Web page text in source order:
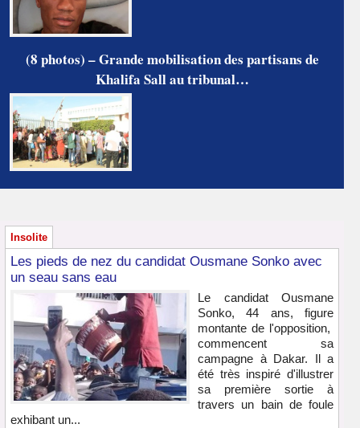
(8 photos) – Grande mobilisation des partisans de
Khalifa Sall au tribunal…
Insolite
Les pieds de nez du candidat Ousmane Sonko avec
un seau sans eau
Le candidat Ousmane
Sonko, 44 ans, figure
montante de l'opposition,
commencent sa
campagne à Dakar. Il a
été très inspiré d'illustrer
sa première sortie à
travers un bain de foule
exhibant un...